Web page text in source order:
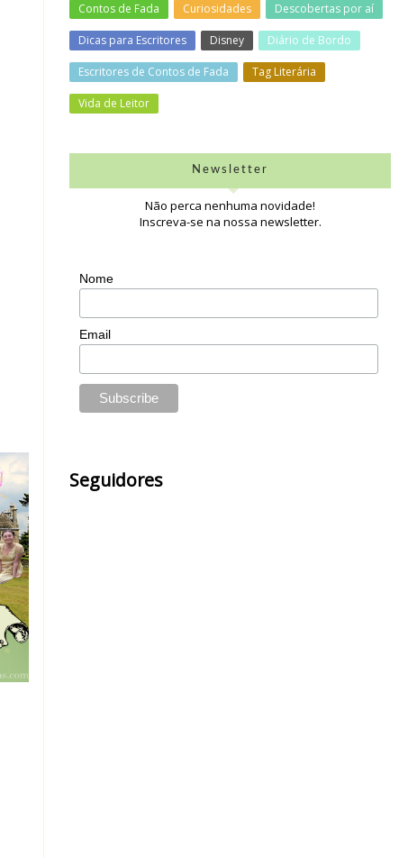
Contos de Fada Curiosidades Descobertas por aí
Dicas para Escritores Disney Diário de Bordo
Escritores de Contos de Fada Tag Literária
Vida de Leitor
Newsletter
Não perca nenhuma novidade!
Inscreva-se na nossa newsletter.
Nome
Email
Seguidores